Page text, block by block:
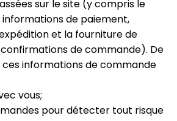
sur le site (y compris le
de paiement,
et la fourniture de
de commande). De
ces informations de commande
vous;
pour détecter tout risque